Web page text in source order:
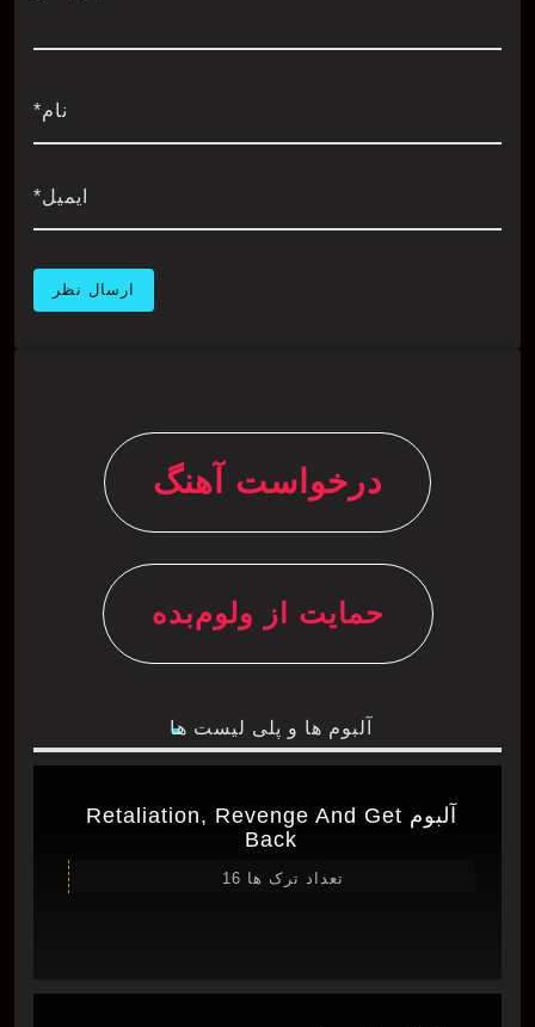
نام*
ایمیل*
درخواست آهنگ
حمایت از ولوم‌بده
آلبوم ها و پلی لیست ها
آلبوم Retaliation, Revenge And Get
Back
تعداد ترک ها 16